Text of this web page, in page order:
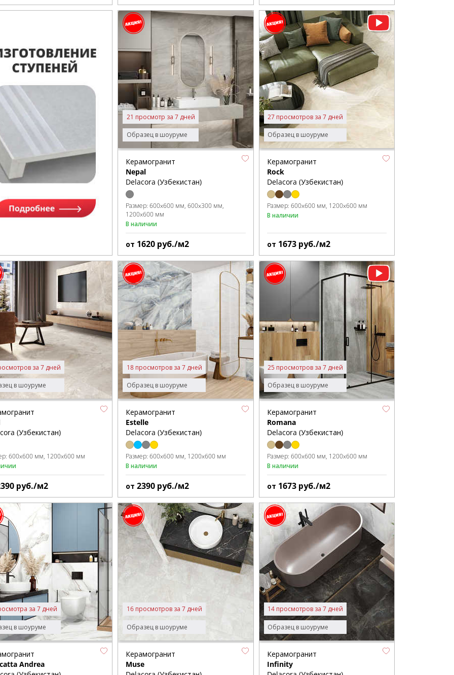
Образец в шоуруме
21 просмотр за 7 дней
Керамогранит
Nepal
Delacora (Узбекистан)
Размер:600x600 мм 600x300 мм
1200x600 мм
В наличии
от 1620 руб./м2
Образец в шоуруме
27 просмотров за 7 дней
Керамогранит
Rock
Delacora (Узбекистан)
Размер: 600x600 мм 1200x600 мм
В наличии
от 1673 руб./м2
в шоуруме
за 7 дней
(Узбекистан)
600x600 мм 1200x600 мм
руб./м2
Образец в шоуруме
18 просмотров за 7 дней
Керамогранит
Estelle
Delacora (Узбекистан)
Размер:600x600 мм 1200x600 мм
В наличии
от2390 руб./м2
Образец в шоуруме
25 просмотров за 7 дней
Керамогранит
Romana
Delacora (Узбекистан)
Размер: 600x600 мм 1200x600 мм
В наличии
от 1673 руб./м2
в шоуруме
за 7 дней
Andrea
Образец в шоуруме
16 просмотров за 7 дней
Керамогранит
Muse
Образец в шоуруме
14 просмотров за 7 дней
Керамогранит
Infinity